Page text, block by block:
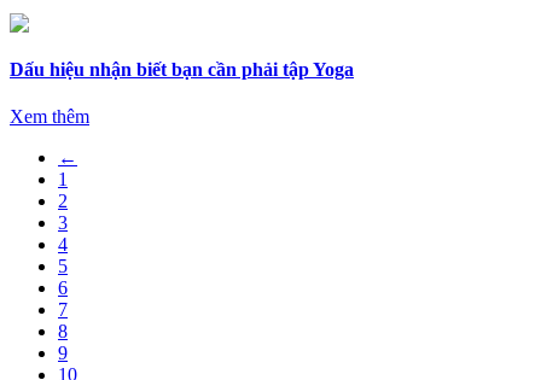
Dấu hiệu nhận biết bạn cần phải tập Yoga
Xem thêm
←
1
2
3
4
5
6
7
8
9
10